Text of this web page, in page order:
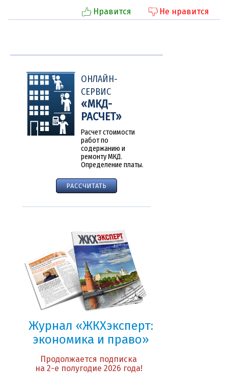
Нравится
Не нравится
новости
ОНЛАЙН-
СЕРВИС
«МКД-
РАСЧЕТ»
Расчет стоимости
работ по
содержанию и
ремонту МКД.
Определение платы.
РАССЧИТАТЬ
Журнал «ЖКХэксперт:
экономика и право»
Продолжается подписка
на 2-е полугодие 2026 года!